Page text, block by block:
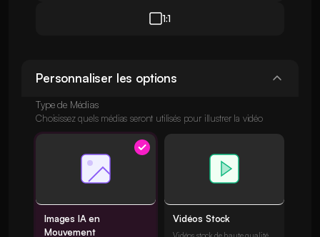
1:1
Personnaliser les options
Type de Médias
Choisissez quels médias seront utilisés pour illustrer la vidéo
Images IA en
Mouvement
Vidéos Stock